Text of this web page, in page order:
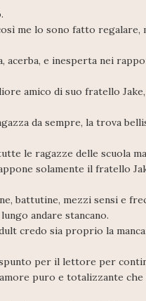
me lo sono fatto regalare,
e inesperta nei
amico di suo fratello
da sempre, la trova
le ragazze delle scuola
solamente il fratello
battutine, mezzi sensi e
andare stancano.
credo sia proprio la
per il lettore per
puro e totalizzante